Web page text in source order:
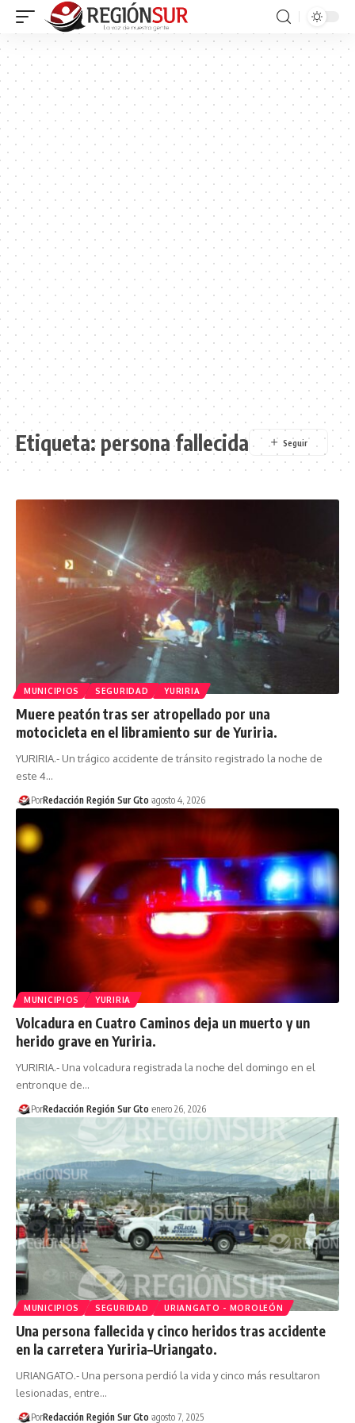
Etiqueta: persona fallecida
MUNICIPIOS SEGURIDAD YURIRIA
Muere peatón tras ser atropellado por una
motocicleta en el libramiento sur de Yuriria.
YURIRIA.- Un trágico accidente de tránsito registrado la noche de
este 4…
PorRedacción Región Sur Gto agosto 4, 2026
MUNICIPIOS YURIRIA
Volcadura en Cuatro Caminos deja un muerto y un
herido grave en Yuriria.
YURIRIA.- Una volcadura registrada la noche del domingo en el
entronque de…
PorRedacción Región Sur Gto enero 26, 2026
MUNICIPIOS SEGURIDAD URIANGATO - MOROLEÓN
Una persona fallecida y cinco heridos tras accidente
en la carretera Yuriria–Uriangato.
URIANGATO.- Una persona perdió la vida y cinco más resultaron
lesionadas, entre…
PorRedacción Región Sur Gto agosto 7, 2025